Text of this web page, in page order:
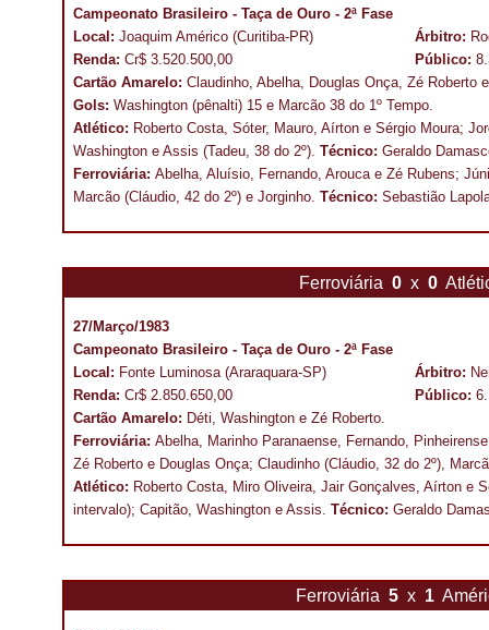
Campeonato Brasileiro - Taça de Ouro - 2ª Fase
Local: Joaquim Américo (Curitiba-PR) Árbitro:
Renda: Cr$ 3.520.500,00 Público:
Cartão Amarelo: Claudinho, Abelha, Douglas Onça, Zé Roberto
Gols: Washington (pênalti) 15 e Marcão 38 do 1º Tempo.
Atlético: Roberto Costa, Sóter, Mauro, Aírton e Sérgio Moura;
Washington e Assis (Tadeu, 38 do 2º). Técnico: Geraldo
Ferroviária: Abelha, Aluísio, Fernando, Arouca e Zé Rubens;
Marcão (Cláudio, 42 do 2º) e Jorginho. Técnico: Sebastião
Ferroviária 0 x 0
27/Março/1983
Campeonato Brasileiro - Taça de Ouro - 2ª Fase
Local: Fonte Luminosa (Araraquara-SP) Árbitro:
Renda: Cr$ 2.850.650,00 Público:
Cartão Amarelo: Déti, Washington e Zé Roberto.
Ferroviária: Abelha, Marinho Paranaense, Fernando,
Zé Roberto e Douglas Onça; Claudinho (Cláudio, 32 do 2º),
Atlético: Roberto Costa, Miro Oliveira, Jair Gonçalves, Aírton e
intervalo); Capitão, Washington e Assis. Técnico: Geraldo
Ferroviária 5 x 1